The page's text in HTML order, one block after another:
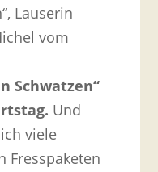
Lauserin
vom
Schwatzen“
Und
viele
Fresspaketen